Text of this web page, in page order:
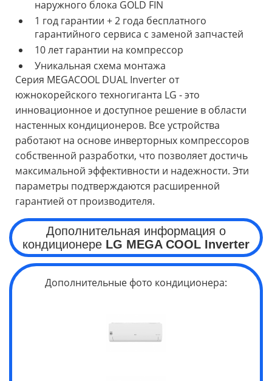
наружного блока GOLD FIN
1 год гарантии + 2 года бесплатного
гарантийного сервиса с заменой запчастей
10 лет гарантии на компрессор
Уникальная схема монтажа
Серия MEGACOOL DUAL Inverter от
южнокорейского техногиганта LG - это
инновационное и доступное решение в области
настенных кондиционеров. Все устройства
работают на основе инверторных компрессоров
собственной разработки, что позволяет достичь
максимальной эффективности и надежности. Эти
параметры подтверждаются расширенной
гарантией от производителя.
Дополнительная информация о
кондиционере LG MEGA COOL Inverter
Дополнительные фото кондиционера: